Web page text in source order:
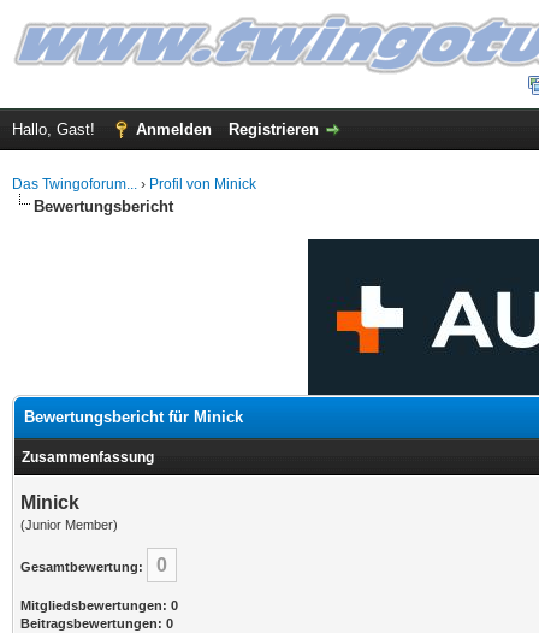
Hallo, Gast! Anmelden Registrieren
Das Twingoforum... › Profil von Minick
Bewertungsbericht
Bewertungsbericht für Minick
Zusammenfassung
Minick
(Junior Member)
Gesamtbewertung: 0
Mitgliedsbewertungen: 0
Beitragsbewertungen: 0